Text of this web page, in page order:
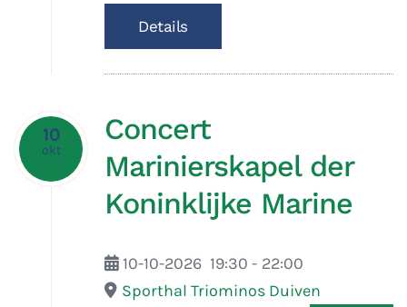
Details
10
okt
Concert
Marinierskapel der
Koninklijke Marine
10-10-2026 19:30 - 22:00
Sporthal Triominos Duiven